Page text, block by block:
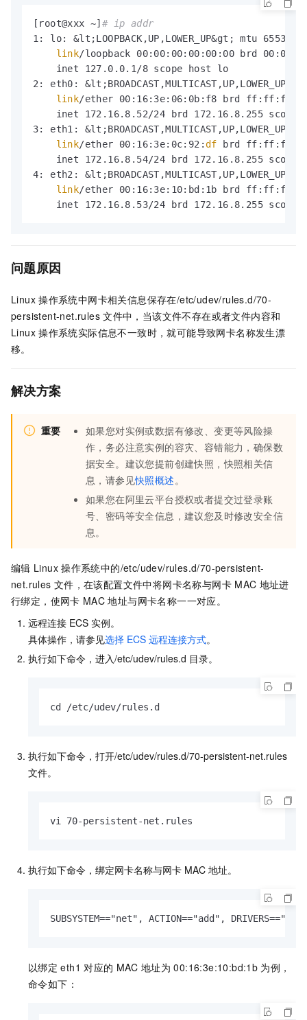
[root@xxx ~] # ip addr
1: lo: &lt;LOOPBACK,UP,LOWER_UP&gt; mtu 65536
link/loopback 00:00:00:00:00:00 brd
    inet 127.0.0.1/8 scope host lo
2: eth0:
link/ether 00:16:3e:06:0b:f8 brd
inet 172.16.8.52/24 brd 172.16.8.255 scope
3: eth1:
link/ether 00:16:3e:0c:92:df brd
inet 172.16.8.54/24 brd 172.16.8.255 scope
4: eth2:
link/ether 00:16:3e:10:bd:1b brd
inet 172.16.8.53/24 brd 172.16.8.255 scope
问题原因
Linux 操作系统中网卡相关信息保存在/etc/udev/rules.d/70-
persistent-net.rules 文件中，当该文件不存在或者文件内容和
Linux 操作系统实际信息不一致时，就可能导致网卡名称发生漂
移。
解决方案
重要
如果您对实例或数据有修改、变更等风险操
作，务必注意实例的容灾、容错能力，确保数
据安全。建议您提前创建快照，快照相关信
息，请参见快照概述。
如果您在阿里云平台授权或者提交过登录账
号、密码等安全信息，建议您及时修改安全信
息。
编辑 Linux 操作系统中的/etc/udev/rules.d/70-persistent-
net.rules 文件，在该配置文件中将网卡名称与网卡 MAC 地址进
行绑定，使网卡 MAC 地址与网卡名称一一对应。
远程连接 ECS 实例。
具体操作，请参见选择 ECS 远程连接方式。
执行如下命令，进入/etc/udev/rules.d 目录。
cd /etc/udev/rules.d
执行如下命令，打开/etc/udev/rules.d/70-persistent-net.rules
文件。
vi 70-persistent-net.rules
执行如下命令，绑定网卡名称与网卡 MAC 地址。
SUBSYSTEM=="net", ACTION=="add",
以绑定 eth1 对应的 MAC 地址为 00:16:3e:10:bd:1b 为例，
命令如下：